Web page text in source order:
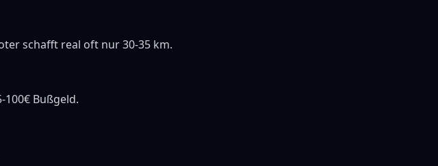
schafft real oft nur 30-35 km.
100€ Bußgeld.